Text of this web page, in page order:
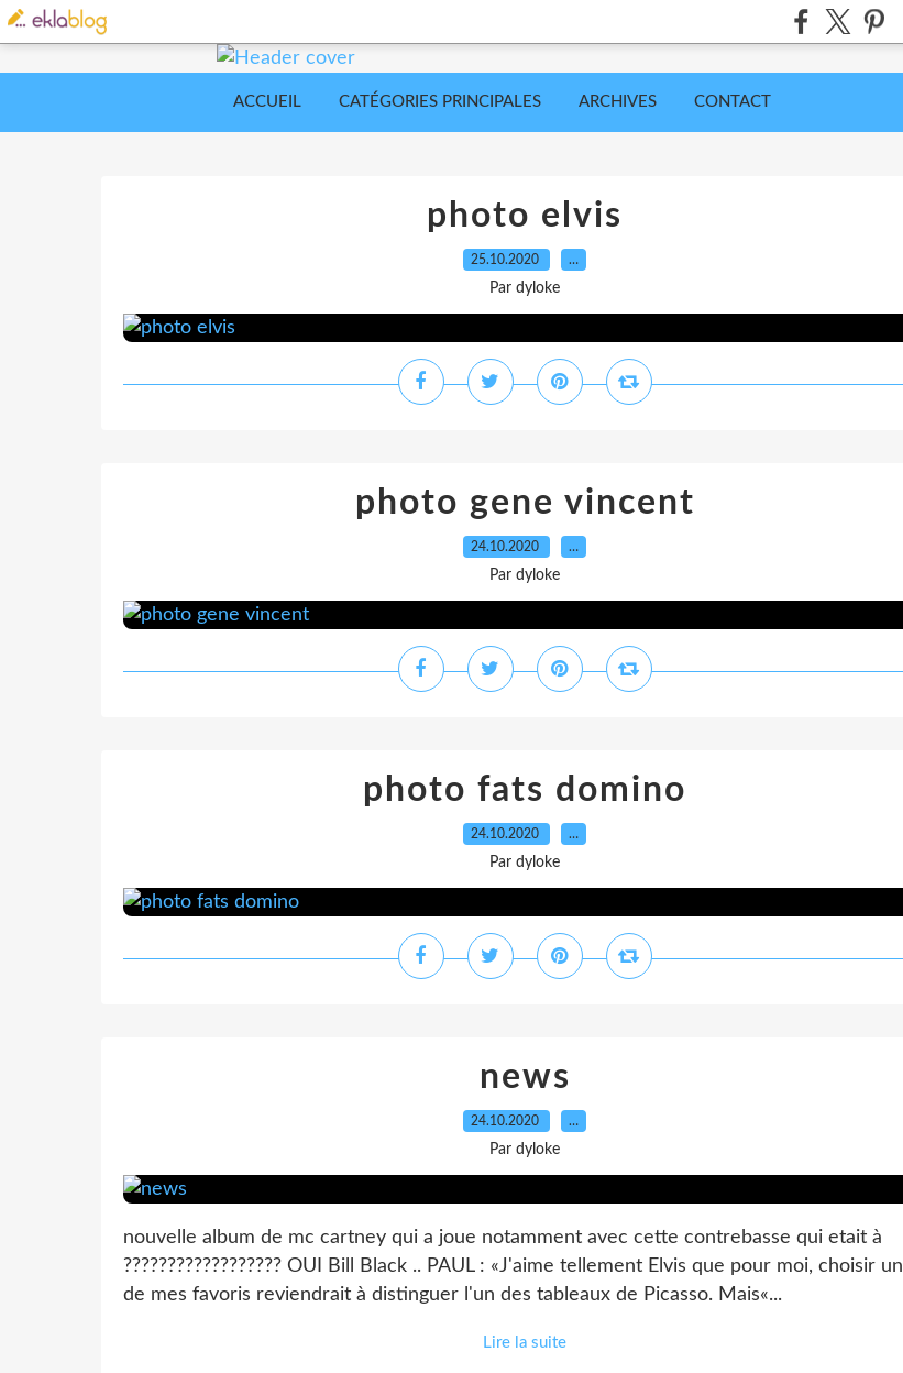
ACCUEIL CATÉGORIES PRINCIPALES ARCHIVES CONTACT
photo elvis
25.10.2020 …
Par dyloke
photo gene vincent
24.10.2020 …
Par dyloke
photo fats domino
24.10.2020 …
Par dyloke
news
24.10.2020 …
Par dyloke
nouvelle album de mc cartney qui a joue notamment avec cette contrebasse qui etait à
?????????????????? OUI Bill Black .. PAUL : «J'aime tellement Elvis que pour moi, choisir un
de mes favoris reviendrait à distinguer l'un des tableaux de Picasso. Mais«...
Lire la suite